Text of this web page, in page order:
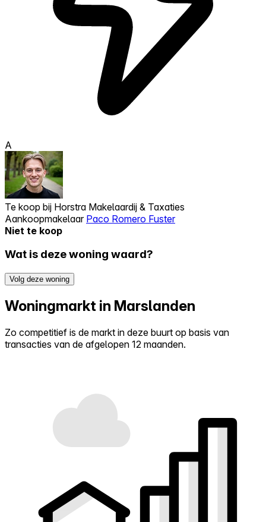
A
Te koop bij Horstra Makelaardij & Taxaties
Aankoopmakelaar Paco Romero Fuster
Niet te koop
Wat is deze woning waard?
Volg deze woning
Woningmarkt in Marslanden
Zo competitief is de markt in deze buurt op basis van
transacties van de afgelopen 12 maanden.